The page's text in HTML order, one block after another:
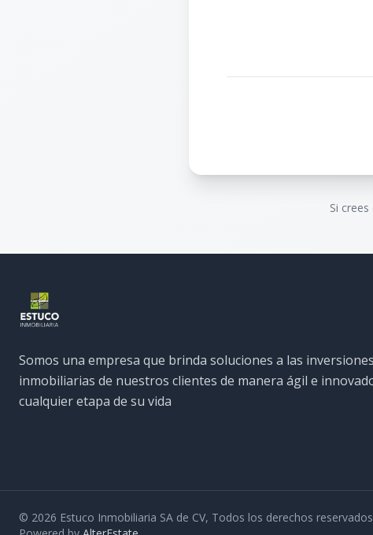
Si
Somos una empresa que brinda soluciones a las inversiones
inmobiliarias de nuestros clientes de manera ágil e
cualquier etapa de su vida
© 2026 Estuco Inmobiliaria SA de CV, Todos los derechos reservados